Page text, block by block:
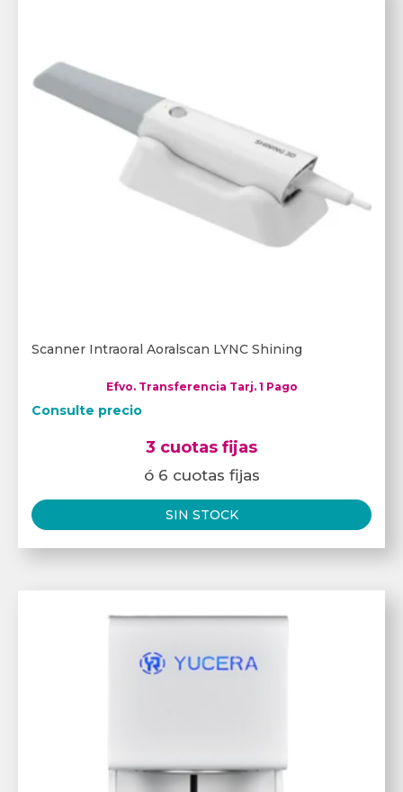
Scanner Intraoral Aoralscan LYNC Shining
Efvo. Transferencia Tarj. 1 Pago
Consulte precio
3 cuotas fijas
ó 6 cuotas fijas
SIN STOCK